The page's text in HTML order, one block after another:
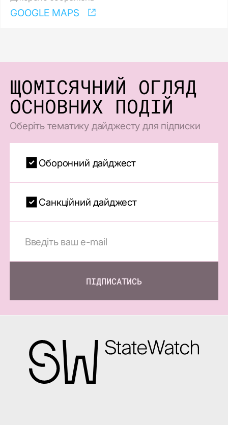
GOOGLE MAPS
ЩОМІСЯЧНИЙ ОГЛЯД
ОСНОВНИХ ПОДІЙ
Оберіть тематику дайджесту для підписки
Оборонний дайджест
Санкційний дайджест
ПІДПИСАТИСЬ